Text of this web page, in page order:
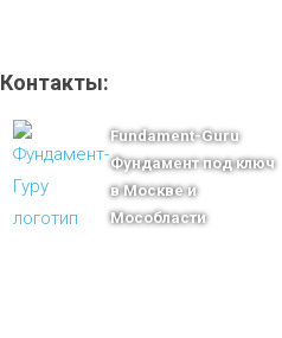
Контакты:
Fundament-Guru
Фундамент под ключ
в Москве и
Мособласти